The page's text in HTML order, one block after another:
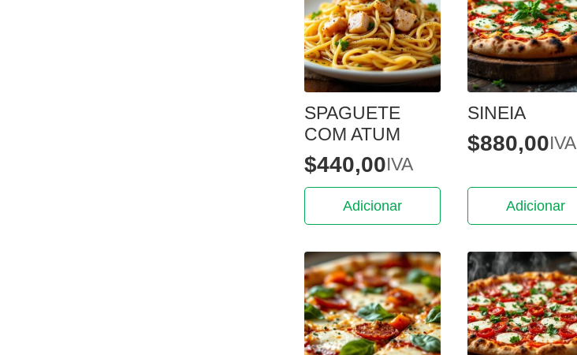
SPAGUETE
COM ATUM
$440,00IVA
Adicionar
SINEIA
$880,00IVA
Adicionar